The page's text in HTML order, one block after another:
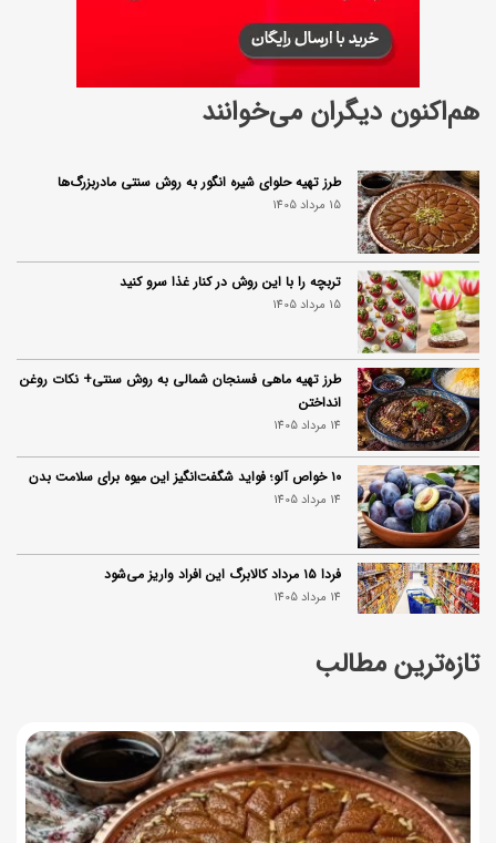
تازه‌ترین مطالب
هم‌اکنون دیگران می‌خوانند
طرز تهیه حلوای شیره انگور به روش سنتی مادربزرگ‌ها
15 مرداد 1405
تربچه را با این روش در کنار غذا سرو کنید
15 مرداد 1405
طرز تهیه ماهی فسنجان شمالی به روش سنتی+ نکات روغن
انداختن
14 مرداد 1405
۱۰ خواص آلو؛ فواید شگفت‌انگیز این میوه برای سلامت بدن
14 مرداد 1405
فردا ۱۵ مرداد کالابرگ این افراد واریز می‌شود
14 مرداد 1405
زمان شارژ کالابرگ تغییر کرد؛ جزئیات برنامه جدید واریز اعتبار
توصیه‌های مهم برای دفع انواع حشرات در خانه
14 مرداد 1405